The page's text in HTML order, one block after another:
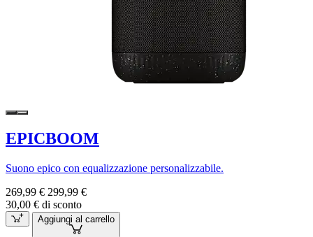
EPICBOOM
Suono epico con equalizzazione personalizzabile.
269,99 € 299,99 €
30,00 € di sconto
Aggiungi al carrello